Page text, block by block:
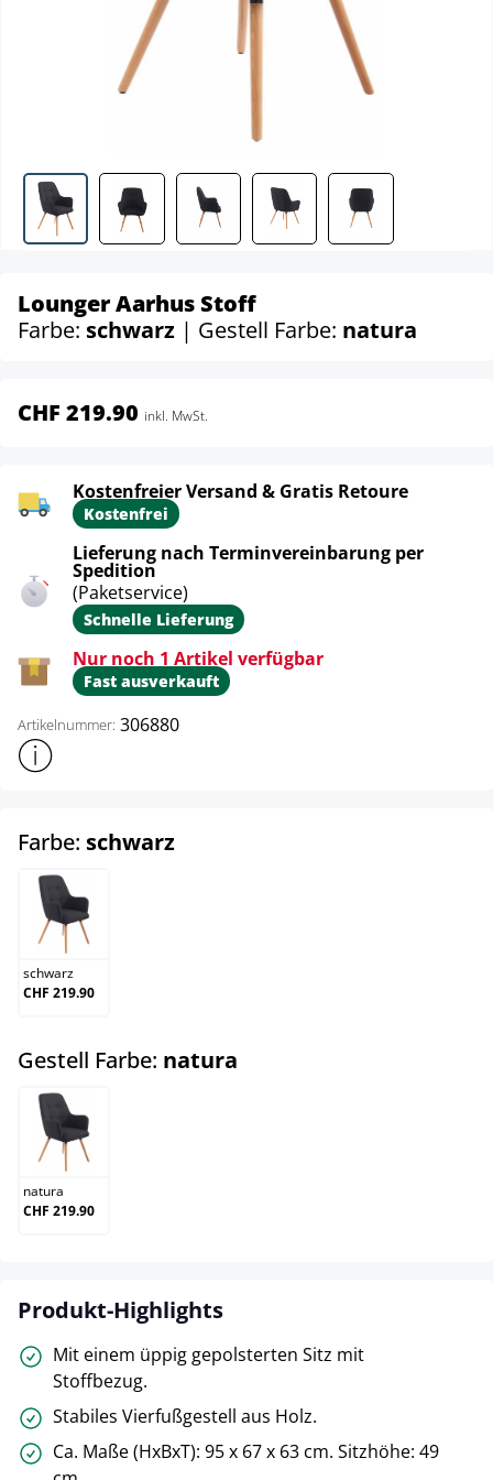
Lounger Aarhus Stoff
Farbe: schwarz | Gestell Farbe: natura
CHF 219.90 inkl. MwSt.
Kostenfreier Versand & Gratis Retoure
Kostenfrei
Lieferung nach Terminvereinbarung per
Spedition
(Paketservice)
Schnelle Lieferung
Nur noch 1 Artikel verfügbar
Fast ausverkauft
Artikelnummer: 306880
Weitere Produktinformationen anzeigen
Farbe: schwarzauswählen
schwarz
schwarz
CHF 219.90
Gestell Farbe: natura
natura
natura
CHF 219.90
Produkt-Highlights
Mit einem üppig gepolsterten Sitz mit
Stoffbezug.
Stabiles Vierfußgestell aus Holz.
Ca. Maße (HxBxT): 95 x 67 x 63 cm. Sitzhöhe: 49